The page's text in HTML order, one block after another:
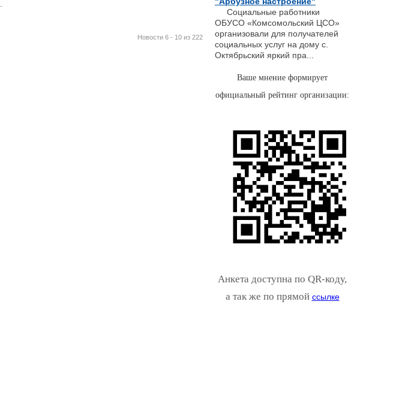
Новости 6 - 10 из 222
Социальные работники
ОБУСО «Комсомольский ЦСО»
организовали для получателей
социальных услуг на дому с.
Октябрьский яркий пра...
Ваше мнение формирует
официальный рейтинг организации:
Анкета доступна по QR-коду,
а так же по прямой ссылке